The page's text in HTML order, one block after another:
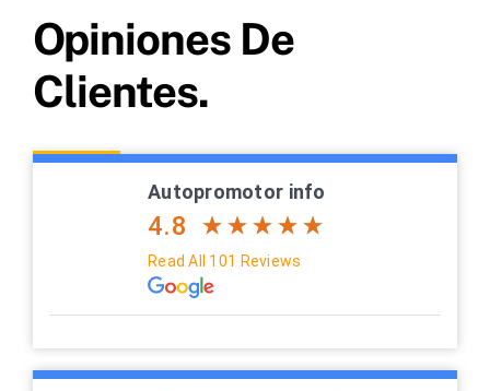
Opiniones De
Clientes.
Autopromotor info
4.8
Read All 101 Reviews